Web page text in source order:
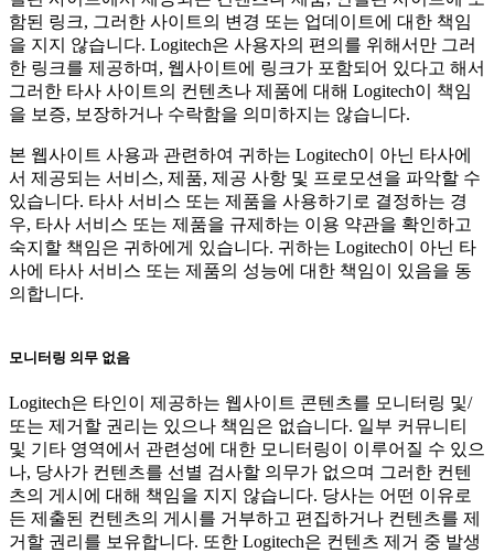
함된 링크, 그러한 사이트의 변경 또는 업데이트에 대한 책임
을 지지 않습니다. Logitech은 사용자의 편의를 위해서만 그러
한 링크를 제공하며, 웹사이트에 링크가 포함되어 있다고 해서
그러한 타사 사이트의 컨텐츠나 제품에 대해 Logitech이 책임
을 보증, 보장하거나 수락함을 의미하지는 않습니다.
본 웹사이트 사용과 관련하여 귀하는 Logitech이 아닌 타사에
서 제공되는 서비스, 제품, 제공 사항 및 프로모션을 파악할 수
있습니다. 타사 서비스 또는 제품을 사용하기로 결정하는 경
우, 타사 서비스 또는 제품을 규제하는 이용 약관을 확인하고
숙지할 책임은 귀하에게 있습니다. 귀하는 Logitech이 아닌 타
사에 타사 서비스 또는 제품의 성능에 대한 책임이 있음을 동
의합니다.
모니터링 의무 없음
Logitech은 타인이 제공하는 웹사이트 콘텐츠를 모니터링 및/
또는 제거할 권리는 있으나 책임은 없습니다. 일부 커뮤니티
및 기타 영역에서 관련성에 대한 모니터링이 이루어질 수 있으
나, 당사가 컨텐츠를 선별 검사할 의무가 없으며 그러한 컨텐
츠의 게시에 대해 책임을 지지 않습니다. 당사는 어떤 이유로
든 제출된 컨텐츠의 게시를 거부하고 편집하거나 컨텐츠를 제
거할 권리를 보유합니다. 또한 Logitech은 컨텐츠 제거 중 발생